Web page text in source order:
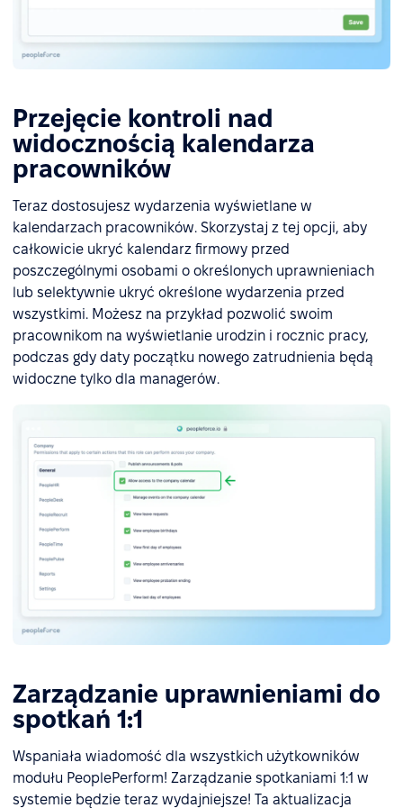
Przejęcie kontroli nad
widocznością kalendarza
pracowników
Teraz dostosujesz wydarzenia wyświetlane w
kalendarzach pracowników. Skorzystaj z tej opcji, aby
całkowicie ukryć kalendarz firmowy przed
poszczególnymi osobami o określonych uprawnieniach
lub selektywnie ukryć określone wydarzenia przed
wszystkimi. Możesz na przykład pozwolić swoim
pracownikom na wyświetlanie urodzin i rocznic pracy,
podczas gdy daty początku nowego zatrudnienia będą
widoczne tylko dla managerów.
Zarządzanie uprawnieniami do
spotkań 1:1
Wspaniała wiadomość dla wszystkich użytkowników
modułu PeoplePerform! Zarządzanie spotkaniami 1:1 w
systemie będzie teraz wydajniejsze! Ta aktualizacja